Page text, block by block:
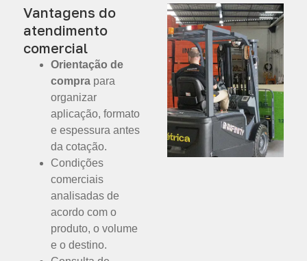
Vantagens do
atendimento
comercial
Orientação de
compra para
organizar
aplicação, formato
e espessura antes
da cotação.
Condições
comerciais
analisadas de
acordo com o
produto, o volume
e o destino.